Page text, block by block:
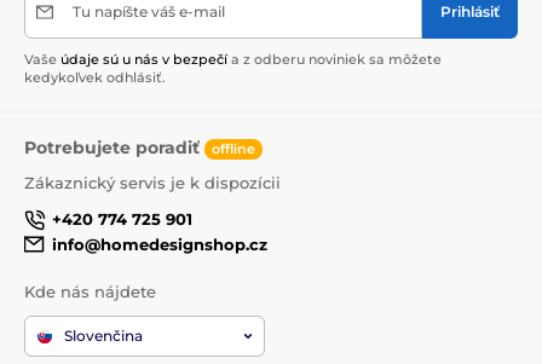
Tu napíšte váš e-mail Prihlásiť
Vaše údaje sú u nás v bezpečí a z odberu noviniek sa môžete
kedykoľvek odhlásiť.
Potrebujete poradiť offline
Zákaznický servis je k dispozícii
+420 774 725 901
info@homedesignshop.cz
Kde nás nájdete
Slovenčina